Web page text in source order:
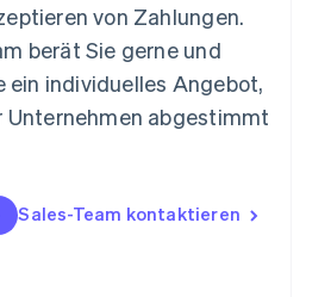
von Zahlungen.
berät Sie gerne und
ein individuelles Angebot,
Unternehmen abgestimmt
Sales-Team kontaktieren